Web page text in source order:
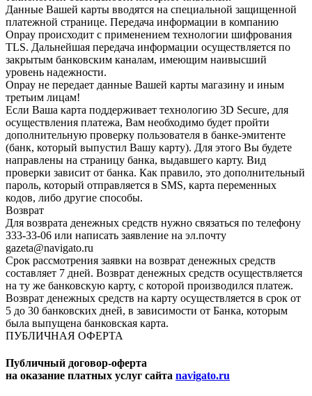
Данные Вашей карты вводятся на специальной защищенной
платежной странице. Передача информации в компанию
Onpay происходит с применением технологии шифрования
TLS. Дальнейшая передача информации осуществляется по
закрытым банковским каналам, имеющим наивысший
уровень надежности.
Onpay не передает данные Вашей карты магазину и иным
третьим лицам!
Если Ваша карта поддерживает технологию 3D Secure, для
осуществления платежа, Вам необходимо будет пройти
дополнительную проверку пользователя в банке-эмитенте
(банк, который выпустил Вашу карту). Для этого Вы будете
направлены на страницу банка, выдавшего карту. Вид
проверки зависит от банка. Как правило, это дополнительный
пароль, который отправляется в SMS, карта переменных
кодов, либо другие способы.
Возврат
Для возврата денежных средств нужно связаться по телефону
333-33-06 или написать заявление на эл.почту
gazeta@navigato.ru
Срок рассмотрения заявки на возврат денежных средств
составляет 7 дней. Возврат денежных средств осуществляется
на ту же банковскую карту, с которой производился платеж.
Возврат денежных средств на карту осуществляется в срок от
5 до 30 банковских дней, в зависимости от Банка, которым
была выпущена банковская карта.
ПУБЛИЧНАЯ ОФЕРТА
Публичный договор-оферта
на оказание платных услуг сайта navigato.ru